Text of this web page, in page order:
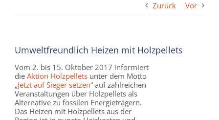
Zurück Vor
Umweltfreundlich Heizen mit Holzpellets
Vom 2. bis 15. Oktober 2017 informiert
die Aktion Holzpellets unter dem Motto
„Jetzt auf Sieger setzen“ auf zahlreichen
Veranstaltungen über Holzpellets als
Alternative zu fossilen Energieträgern.
Das Heizen mit Holzpellets aus der